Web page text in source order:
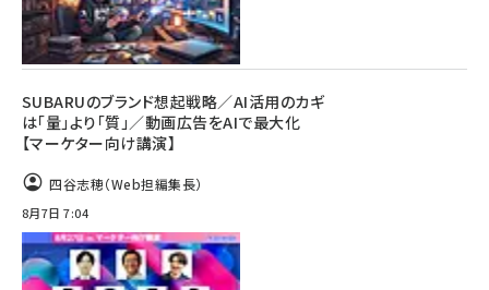
SUBARUのブランド想起戦略／AI活用のカギ
は「量」より「質」／動画広告をAIで最大化
【マーケター向け講演】
四谷志穂（Web担編集長）
8月7日 7:04